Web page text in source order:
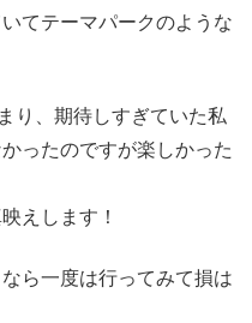
てテーマパークのような
り、期待しすぎていた私
ったのですが楽しかった
えします！
ら一度は行ってみて損は